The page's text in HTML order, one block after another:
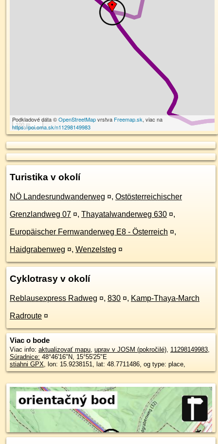
100 m
Podkladové dáta ©OpenStreetMapvrstva Freemap.sk, viac na
https://poi.oma.sk/n11298149983
Turistika v okolí
NÖ Landesrundwanderweg ¤, Ostösterreichischer
Grenzlandweg 07 ¤, Thayatalwanderweg 630 ¤,
Europäischer Fernwanderweg E8 - Österreich ¤,
Haidgrabenweg ¤, Wenzelsteg ¤
Cyklotrasy v okolí
Reblausexpress Radweg ¤, 830 ¤, Kamp-Thaya-March
Radroute ¤
Viac o bode
Viac info: aktualizovať mapu, uprav v JOSM (pokročilé), 11298149983,
Súradnice: 48°46'16"N, 15°55'25"E
stiahni GPX, lon: 15.9238151, lat: 48.7711486, og type: place,